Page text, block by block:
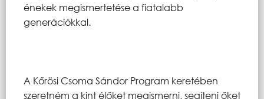
énekek megismertetése a fiatalabb
generációkkal.
A Kőrösi Csoma Sándor Program keretében
szeretném a kint élőket megismerni, segíteni őket